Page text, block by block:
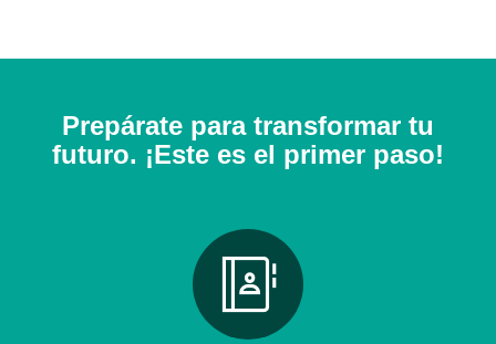
Prepárate para transformar tu
futuro. ¡Este es el primer paso!